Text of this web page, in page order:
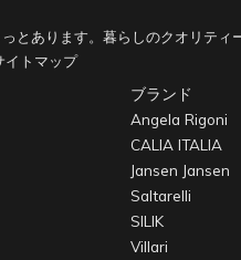
とあります。暮らしのクオリティ
イトマップ
ブランド
Angela Rigoni
CALIA ITALIA
Jansen Jansen
Saltarelli
SILIK
Villari